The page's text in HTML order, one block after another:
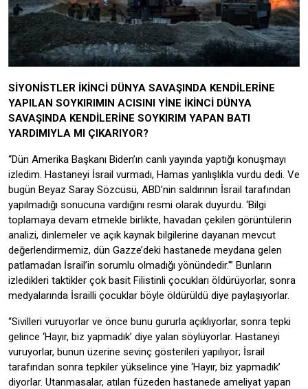
SİYONİSTLER İKİNCİ DÜNYA SAVAŞINDA KENDİLERİNE
YAPILAN SOYKIRIMIN ACISINI YİNE İKİNCİ DÜNYA
SAVAŞINDA KENDİLERİNE SOYKIRIM YAPAN BATI
YARDIMIYLA MI ÇIKARIYOR?
“Dün Amerika Başkanı Biden’ın canlı yayında yaptığı konuşmayı
izledim. Hastaneyi İsrail vurmadı, Hamas yanlışlıkla vurdu dedi. Ve
bugün Beyaz Saray Sözcüsü, ABD’nin saldırının İsrail tarafından
yapılmadığı sonucuna vardığını resmi olarak duyurdu. ‘Bilgi
toplamaya devam etmekle birlikte, havadan çekilen görüntülerin
analizi, dinlemeler ve açık kaynak bilgilerine dayanan mevcut
değerlendirmemiz, dün Gazze’deki hastanede meydana gelen
patlamadan İsrail’in sorumlu olmadığı yönündedir.'” Bunların
izledikleri taktikler çok basit Filistinli çocukları öldürüyorlar, sonra
medyalarında İsrailli çocuklar böyle öldürüldü diye paylaşıyorlar.
“Sivilleri vuruyorlar ve önce bunu gururla açıklıyorlar, sonra tepki
gelince ‘Hayır, biz yapmadık’ diye yalan söylüyorlar. Hastaneyi
vuruyorlar, bunun üzerine sevinç gösterileri yapılıyor; İsrail
tarafından sonra tepkiler yükselince yine ‘Hayır, biz yapmadık’
diyorlar. Utanmasalar, atılan füzeden hastanede ameliyat yapan